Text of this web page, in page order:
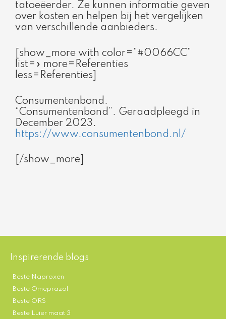
tatoeëerder. Ze kunnen informatie geven
over kosten en helpen bij het vergelijken
van verschillende aanbieders.
[show_more with color=”#0066CC”
list=» more=Referenties
less=Referenties]
Consumentenbond.
“Consumentenbond”. Geraadpleegd in
December 2023.
https://www.consumentenbond.nl/
[/show_more]
Inspirerende blogs
Beste Naproxen
Beste Omeprazol
Beste ORS
Beste Luier maat 3